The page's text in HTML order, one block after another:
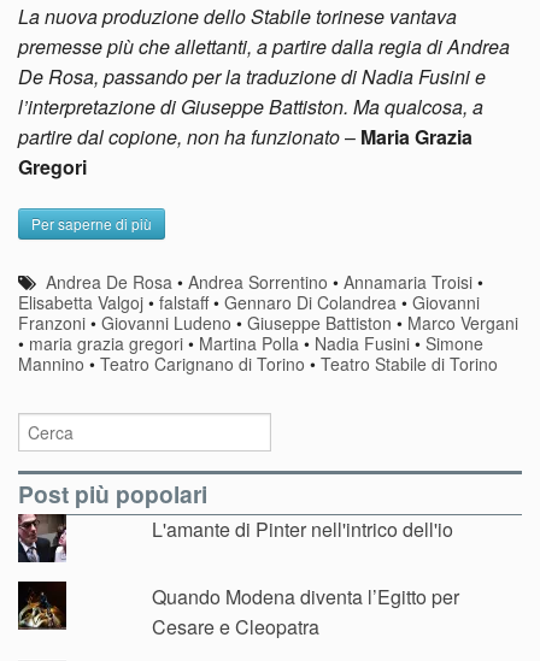
La nuova produzione dello Stabile torinese vantava
premesse più che allettanti, a partire dalla regia di Andrea
De Rosa, passando per la traduzione di Nadia Fusini e
l’interpretazione di Giuseppe Battiston. Ma qualcosa, a
partire dal copione, non ha funzionato– Maria Grazia
Gregori
Per saperne di più
Andrea De Rosa •Andrea Sorrentino •Annamaria Troisi •
Elisabetta Valgoj • falstaff• Gennaro Di Colandrea • Giovanni
Franzoni • Giovanni Ludeno • Giuseppe Battiston • Marco Vergani
• maria grazia gregori • Martina Polla • Nadia Fusini • Simone
Mannino • Teatro Carignano di Torino • Teatro Stabile di Torino
Post più popolari
L'amante di Pinter nell'intrico dell'io
Quando Modena diventa l’Egitto per
Cesare e Cleopatra